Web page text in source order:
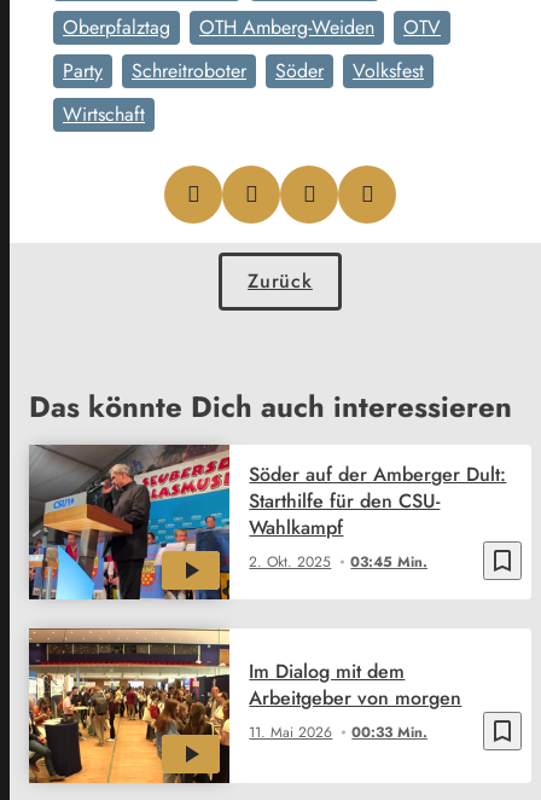
Oberpfalztag
OTH Amberg-Weiden
OTV
Party
Schreitroboter Söder
Volksfest
Wirtschaft
Zurück
Das könnte Dich auch interessieren
bookmark_border
2. Okt. 2025 03:45 Min.
Söder auf der Amberger Dult:
Starthilfe für den CSU-
Wahlkampf
bookmark_border
11. Mai 2026 00:33 Min.
Im Dialog mit dem
Arbeitgeber von morgen